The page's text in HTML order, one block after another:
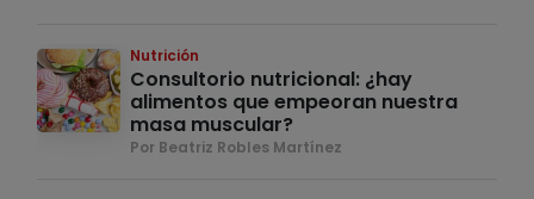
Nutrición
Consultorio nutricional: ¿hay
alimentos que empeoran nuestra
masa muscular?
Por Beatriz Robles Martínez